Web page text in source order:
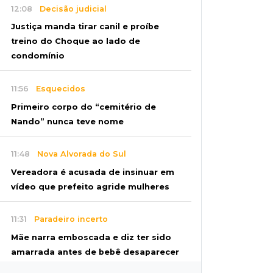
12:08 Decisão judicial
Justiça manda tirar canil e proíbe
treino do Choque ao lado de
condomínio
11:56 Esquecidos
Primeiro corpo do “cemitério de
Nando” nunca teve nome
11:48 Nova Alvorada do Sul
Vereadora é acusada de insinuar em
vídeo que prefeito agride mulheres
11:31 Paradeiro incerto
Mãe narra emboscada e diz ter sido
amarrada antes de bebê desaparecer